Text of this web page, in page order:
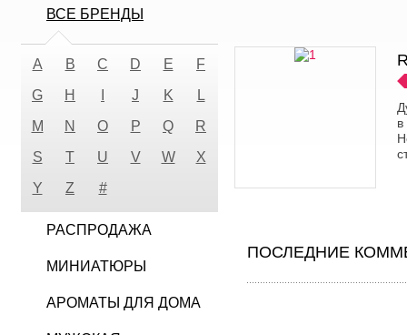
ПОСЛЕДНИЕ
ВСЕ БРЕНДЫ
A B C D E
F
G
H J K
L
M
N O P Q
R
S
T U V W
X
Y
Z #
РАСПРОДАЖА
МИНИАТЮРЫ
АРОМАТЫ ДЛЯ ДОМА